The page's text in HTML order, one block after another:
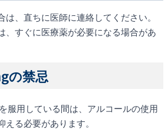
、直ちに医師に連絡してください。
、すぐに医療薬が必要になる場合があ
の禁忌
服用している間は、アルコールの使用
る必要があります。